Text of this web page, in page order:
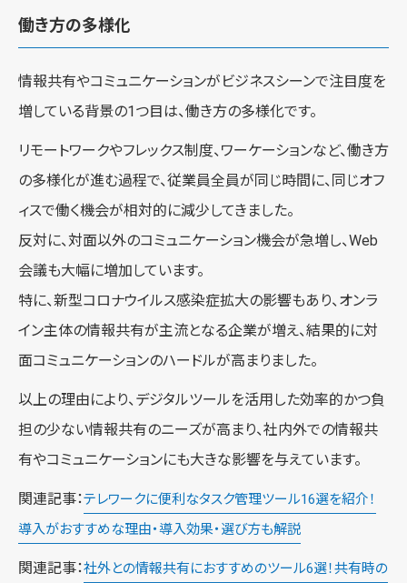
働き方の多様化
情報共有やコミュニケーションがビジネスシーンで注目度を
増している背景の1つ目は、働き方の多様化です。
リモートワークやフレックス制度、ワーケーションなど、働き方
の多様化が進む過程で、従業員全員が同じ時間に、同じオフ
ィスで働く機会が相対的に減少してきました。
反対に、対面以外のコミュニケーション機会が急増し、Web
会議も大幅に増加しています。
特に、新型コロナウイルス感染症拡大の影響もあり、オンラ
イン主体の情報共有が主流となる企業が増え、結果的に対
面コミュニケーションのハードルが高まりました。
以上の理由により、デジタルツールを活用した効率的かつ負
担の少ない情報共有のニーズが高まり、社内外での情報共
有やコミュニケーションにも大きな影響を与えています。
関連記事：テレワークに便利なタスク管理ツール16選を紹介！
導入がおすすめな理由・導入効果・選び方も解説
関連記事：社外との情報共有におすすめのツール6選！共有時の